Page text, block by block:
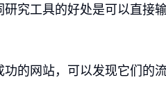
研究工具的好处是可以直接
的网站，可以发现它们的